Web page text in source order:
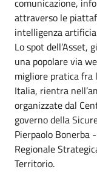
comunicazione,
attraverso le
intelligenza
Lo spot dell’Asset,
una popolare via
migliore pratica
Italia, rientra
organizzate dal
governo della
Pierpaolo Bonerba
Regionale
Territorio.